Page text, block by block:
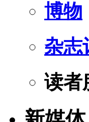
博物
杂志
读者